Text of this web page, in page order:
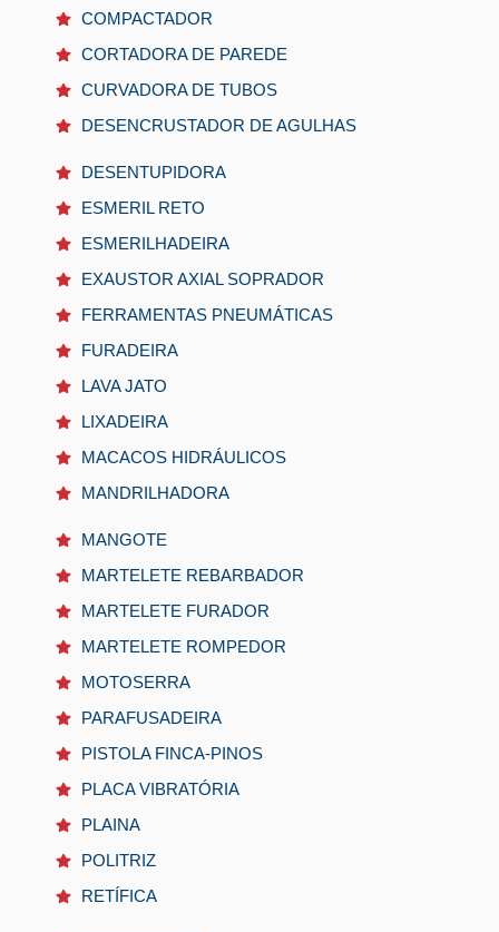
COMPACTADOR
CORTADORA DE PAREDE
CURVADORA DE TUBOS
DESENCRUSTADOR DE AGULHAS
DESENTUPIDORA
ESMERIL RETO
ESMERILHADEIRA
EXAUSTOR AXIAL SOPRADOR
FERRAMENTAS PNEUMÁTICAS
FURADEIRA
LAVA JATO
LIXADEIRA
MACACOS HIDRÁULICOS
MANDRILHADORA
MANGOTE
MARTELETE REBARBADOR
MARTELETE FURADOR
MARTELETE ROMPEDOR
MOTOSERRA
PARAFUSADEIRA
PISTOLA FINCA-PINOS
PLACA VIBRATÓRIA
PLAINA
POLITRIZ
RETÍFICA